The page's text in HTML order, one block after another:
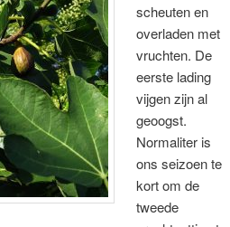
scheuten en
overladen met
vruchten. De
eerste lading
vijgen zijn al
geoogst.
Normaliter is
ons seizoen te
kort om de
tweede